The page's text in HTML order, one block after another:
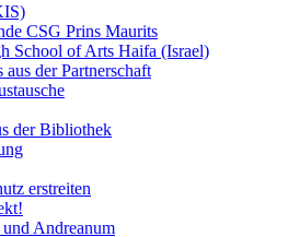
CSG Prins Maurits
School of Arts Haifa (Israel)
aus der Partnerschaft
der Bibliothek
erstreiten
Andreanum